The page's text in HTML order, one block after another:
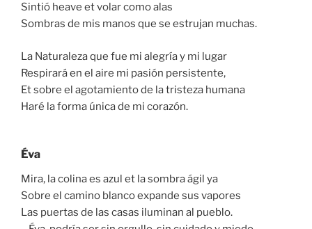
Sintió heave et volar como alas
Sombras de mis manos que se estrujan muchas.
La Naturaleza que fue mi alegría y mi lugar
Respirará en el aire mi pasión persistente,
Et sobre el agotamiento de la tristeza humana
Haré la forma única de mi corazón.
Éva
Mira, la colina es azul et la sombra ágil ya
Sobre el camino blanco expande sus vapores
Las puertas de las casas iluminan al pueblo.